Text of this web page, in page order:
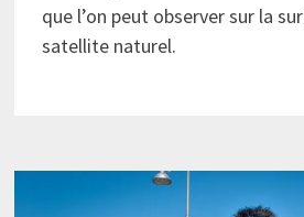
que l’on peut observer sur la
satellite naturel.